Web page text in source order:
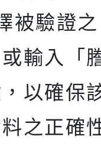
被驗證
輸入「
以確保
之正確